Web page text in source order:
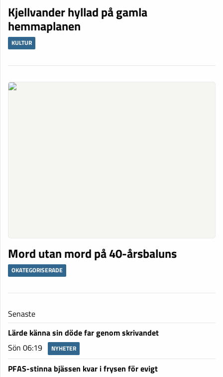
Kjellvander hyllad på gamla
hemmaplanen
KULTUR
Mord utan mord på 40-årsbaluns
OKATEGORISERADE
Senaste
Lärde känna sin döde far genom skrivandet
Sön 06:19
NYHETER
PFAS-stinna bjässen kvar i frysen för evigt